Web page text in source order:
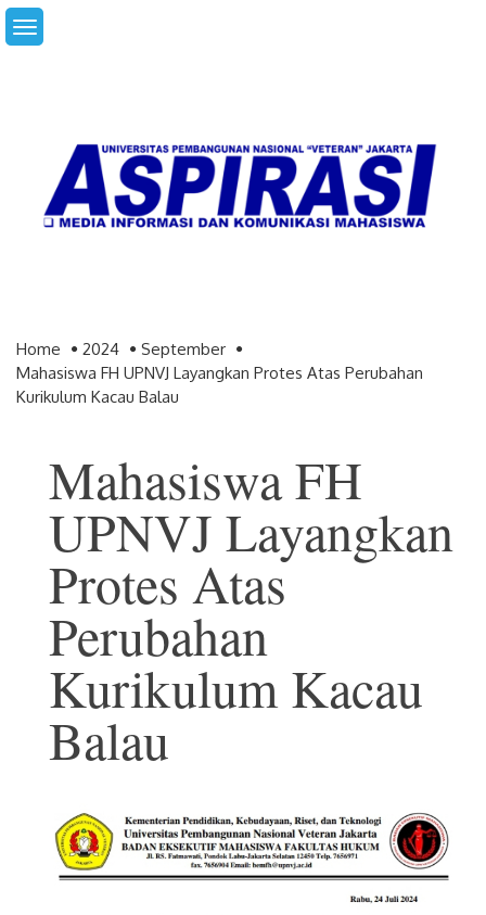
Skip
to
Home 2024
September
Mahasiswa FH UPNVJ Layangkan Protes Atas Perubahan
Kurikulum Kacau Balau
Mahasiswa FH
UPNVJ Layangkan
Protes Atas
Perubahan
Kurikulum Kacau
Balau